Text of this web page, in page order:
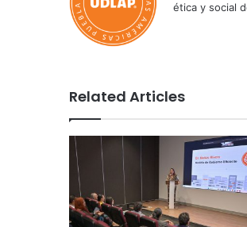
ética y social
Related Articles